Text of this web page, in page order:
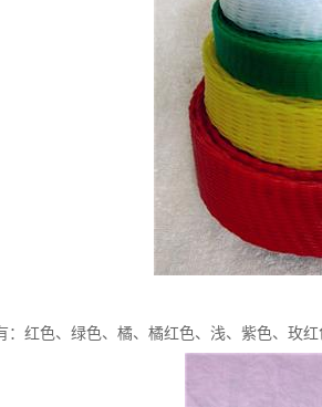
：红色、绿色、橘、橘红色、浅、紫色、玫